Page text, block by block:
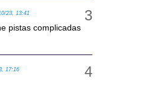
23, 13:41
pistas complicadas
17:16